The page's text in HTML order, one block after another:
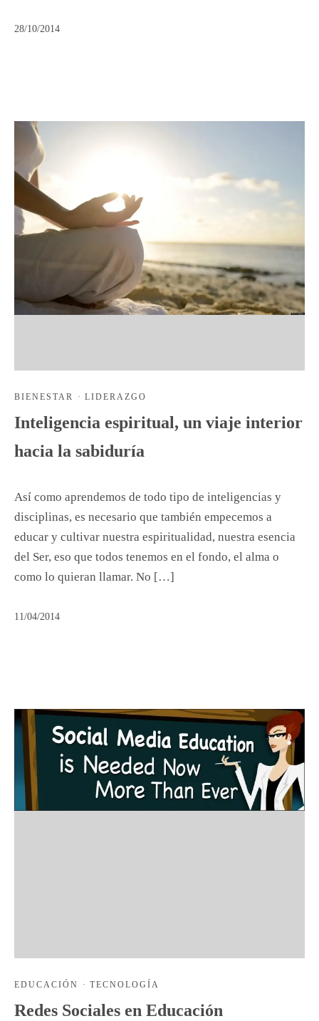
28/10/2014
BIENESTAR · LIDERAZGO
Inteligencia espiritual, un viaje interior
hacia la sabiduría
Así como aprendemos de todo tipo de inteligencias y
disciplinas, es necesario que también empecemos a
educar y cultivar nuestra espiritualidad, nuestra esencia
del Ser, eso que todos tenemos en el fondo, el alma o
como lo quieran llamar. No […]
11/04/2014
EDUCACIÓN · TECNOLOGÍA
Redes Sociales en Educación